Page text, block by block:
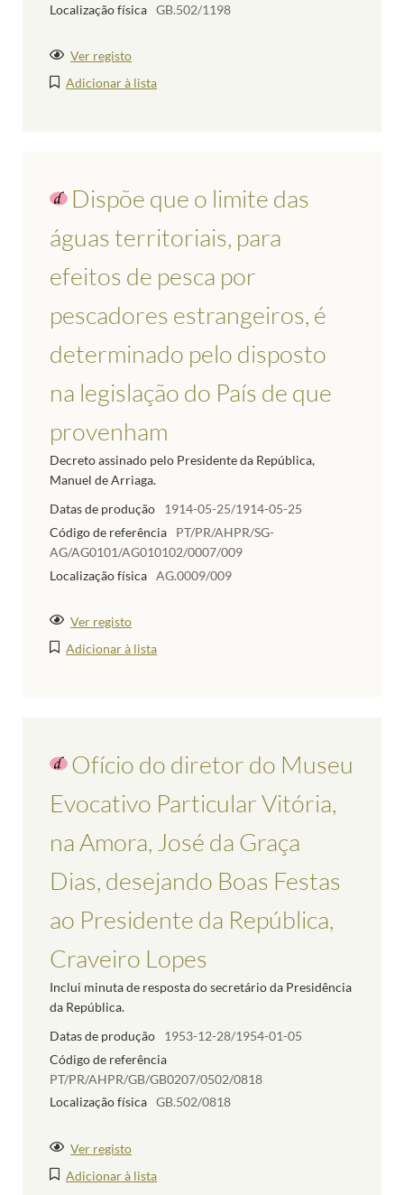
Localização física GB.502/1198
Ver registo
Adicionar à lista
Dispõe que o limite das
águas territoriais, para
efeitos de pesca por
pescadores estrangeiros, é
determinado pelo disposto
na legislação do País de que
provenham
Decreto assinado pelo Presidente da República,
Manuel de Arriaga.
Datas de produção
1914-05-25/1914-05-25
Código de referência
PT/PR/AHPR/SG-
AG/AG0101/AG010102/0007/009
Localização física AG.0009/009
Ver registo
Adicionar à lista
Ofício do diretor do Museu
Evocativo Particular Vitória,
na Amora, José da Graça
Dias, desejando Boas Festas
ao Presidente da República,
Craveiro Lopes
Inclui minuta de resposta do secretário da Presidência
da República.
Datas de produção
1953-12-28/1954-01-05
Código de referência
PT/PR/AHPR/GB/GB0207/0502/0818
Localização física GB.502/0818
Ver registo
Adicionar à lista